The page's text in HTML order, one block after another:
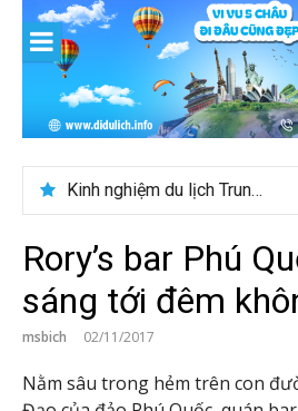
content
Kinh nghiệm du lịch Trung Á lần đầu cho khách Việt
Rory’s bar Phú
sáng tới đêm
msbich 02/11/2017
Nằm sâu trong hẻm trên con